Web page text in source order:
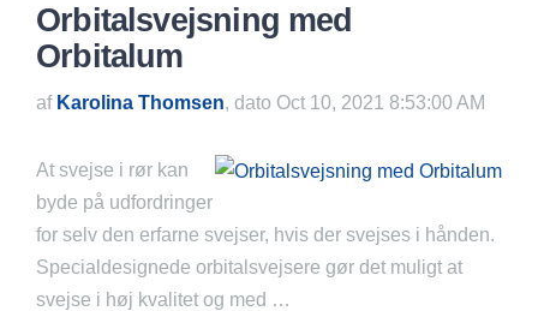
Orbitalsvejsning med
Orbitalum
af Karolina Thomsen, dato Oct 10, 2021 8:53:00 AM
At svejse i rør kan
byde på udfordringer
for selv den erfarne svejser, hvis der svejses i hånden.
Specialdesignede orbitalsvejsere gør det muligt at
svejse i høj kvalitet og med …